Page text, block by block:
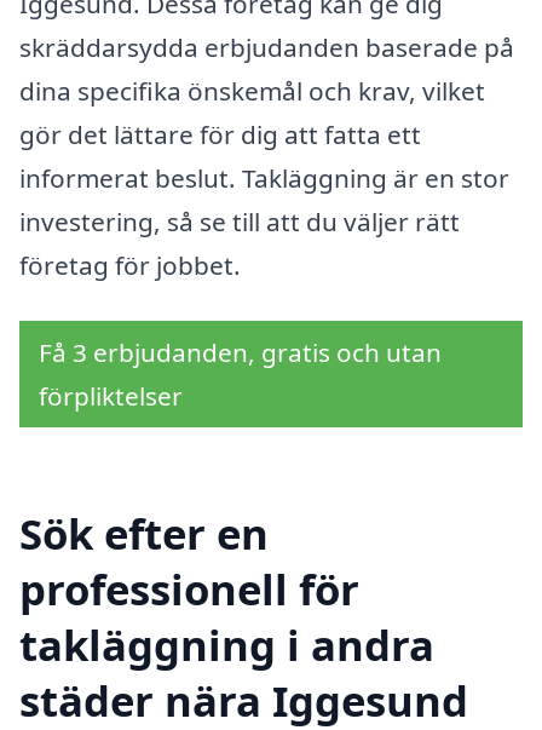
skräddarsydda erbjudanden baserade på
dina specifika önskemål och krav, vilket
gör det lättare för dig att fatta ett
informerat beslut. Takläggning är en stor
investering, så se till att du väljer rätt
företag för jobbet.
Få 3 erbjudanden, gratis och utan
förpliktelser
Sök efter en
professionell för
takläggning i andra
städer nära Iggesund